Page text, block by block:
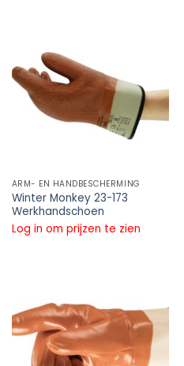
ARM- EN HANDBESCHERMING
Winter Monkey 23-173
Werkhandschoen
Log in om prijzen te zien